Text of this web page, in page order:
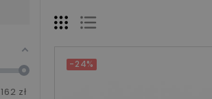
162 zł
-24%